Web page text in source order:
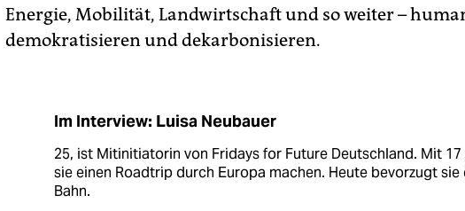
Energie, Mobilität, Landwirtschaft und so weiter –
demokratisieren und dekarbonisieren.
Im Interview: Luisa ­Neubauer
25, ist Mitinitiatorin von Fridays for Future Deutschland. Mit
sie einen Roadtrip durch Europa machen. Heute bevorzugt sie
Bahn.